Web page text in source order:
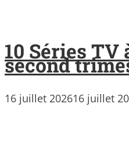
10 Séries TV
second
16 juillet 202616 juillet